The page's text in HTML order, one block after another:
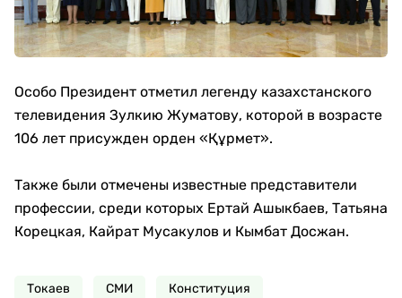
Особо Президент отметил легенду казахстанского
телевидения Зулкию Жуматову, которой в возрасте
106 лет присужден орден «Құрмет».
Также были отмечены известные представители
профессии, среди которых Ертай Ашыкбаев, Татьяна
Корецкая, Кайрат Мусакулов и Кымбат Досжан.
Токаев СМИ Конституция